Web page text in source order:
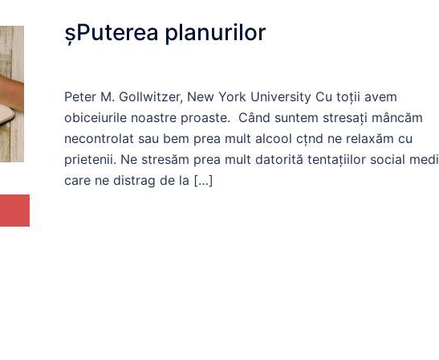
şPuterea planurilor
Peter M. Gollwitzer, New York University Cu toţii avem
obiceiurile noastre proaste. Când suntem stresaţi mâncăm
necontrolat sau bem prea mult alcool cţnd ne relaxăm cu
prietenii. Ne stresăm prea mult datorită tentaţiilor social
care ne distrag de la […]